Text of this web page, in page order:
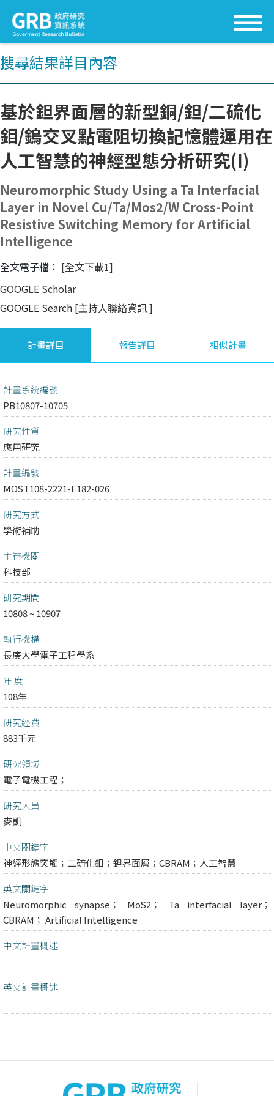
搜尋結果詳目內容
基於鉭界面層的新型銅/鉭/二硫化
鉬/鎢交叉點電阻切換記憶體運用在
人工智慧的神經型態分析研究(I)
Neuromorphic Study Using a Ta Interfacial
Layer in Novel Cu/Ta/Mos2/W Cross-Point
Resistive Switching Memory for Artificial
Intelligence
全文電子檔： [全文下載1]
GOOGLE Scholar
GOOGLE Search [主持人聯絡資訊]
計畫詳目 報告詳目 相似計畫
計畫系統編號
PB10807-10705
研究性質
應用研究
計畫編號
MOST108-2221-E182-026
研究方式
學術補助
主管機關
科技部
研究期間
10808 ~ 10907
執行機構
長庚大學電子工程學系
年 度
108年
研究經費
883千元
研究領域
電子電機工程；
研究人員
麥凱
中文關鍵字
神經形態突觸；二硫化鉬；鉭界面層；CBRAM；人工智慧
英文關鍵字
Neuromorphic synapse； MoS2； Ta interfacial layer；
CBRAM； Artificial Intelligence
中文計畫概述
英文計畫概述